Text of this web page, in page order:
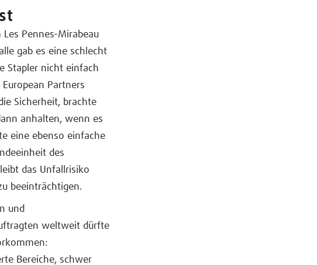
Pennes-Mirabeau
gab es eine schlecht
Stapler nicht einfach
Partners
Sicherheit, brachte
anhalten, wenn es
eine ebenso einfache
des
das Unfallrisiko
beeinträchtigen.
und
weltweit dürfte
Bereiche, schwer